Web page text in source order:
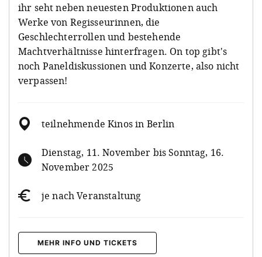
ihr seht neben neuesten Produktionen auch
Werke von Regisseurinnen, die
Geschlechterrollen und bestehende
Machtverhältnisse hinterfragen. On top gibt's
noch Paneldiskussionen und Konzerte, also nicht
verpassen!
teilnehmende Kinos in Berlin
Dienstag, 11. November bis Sonntag, 16.
November 2025
je nach Veranstaltung
MEHR INFO UND TICKETS